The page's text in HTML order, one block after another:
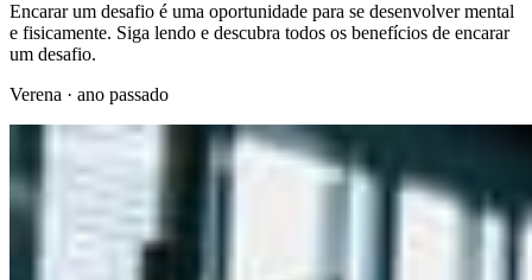
Encarar um desafio é uma oportunidade para se desenvolver mental
e fisicamente. Siga lendo e descubra todos os benefícios de encarar
um desafio.
Verena · ano passado